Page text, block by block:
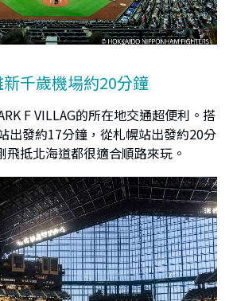
千歲機場約20分鐘
F VILLAG的所在地交通超便利。搭
出發約17分鐘，從札幌站出發約20分
抵北海道都很適合順路來玩。